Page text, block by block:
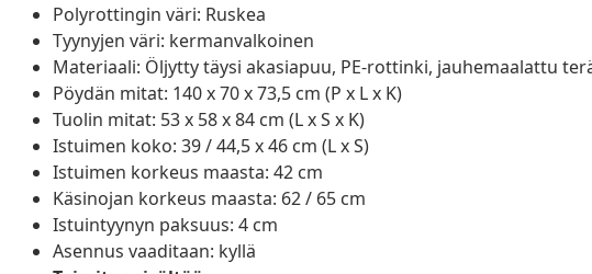
Polyrottingin väri: Ruskea
Tyynyjen väri: kermanvalkoinen
Materiaali: Öljytty täysi akasiapuu, PE-rottinki, jauhemaalattu
Pöydän mitat: 140 x 70 x 73,5 cm (P x L x K)
Tuolin mitat: 53 x 58 x 84 cm (L x S x K)
Istuimen koko: 39 / 44,5 x 46 cm (L x S)
Istuimen korkeus maasta: 42 cm
Käsinojan korkeus maasta: 62 / 65 cm
Istuintyynyn paksuus: 4 cm
Asennus vaaditaan: kyllä